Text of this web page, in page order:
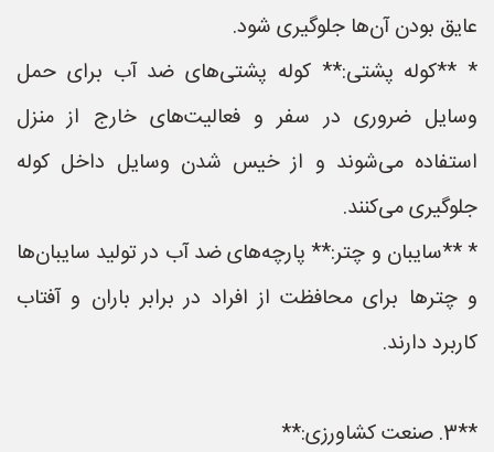
عایق بودن آن‌ها جلوگیری شود.
* **کوله پشتی:** کوله پشتی‌های ضد آب برای حمل
وسایل ضروری در سفر و فعالیت‌های خارج از منزل
استفاده می‌شوند و از خیس شدن وسایل داخل کوله
جلوگیری می‌کنند.
* **سایبان و چتر:** پارچه‌های ضد آب در تولید سایبان‌ها
و چترها برای محافظت از افراد در برابر باران و آفتاب
کاربرد دارند.
**3. صنعت کشاورزی:**